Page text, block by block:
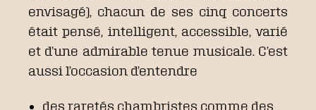
envisagé), chacun de ses cinq concerts
était pensé, intelligent, accessible, varié
et d’une admirable tenue musicale. C’est
aussi l’occasion d’entendre
des raretés chambristes comme des